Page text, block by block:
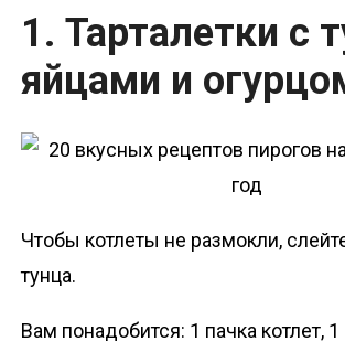
1. Тарталетки с
яйцами и
Чтобы котлеты не размокли,
тунца.
Вам понадобится: 1 пачка котлет, 1